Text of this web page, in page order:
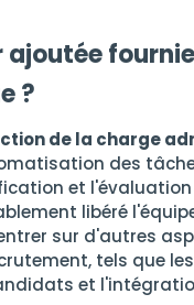
ajoutée
?
de la charge
des
et l'évaluation
libéré
sur d'autres
tels que
et